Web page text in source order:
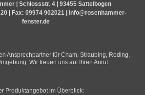
| Schlossstr. 4 | 93455 Sattelbogen
| Fax: 09974 902021 | info@rosenhammer-
fenster.de
Ansprechpartner für Cham, Straubing, Roding,
Wir freuen uns auf Ihren Anruf.
Produktangebot im Überblick: